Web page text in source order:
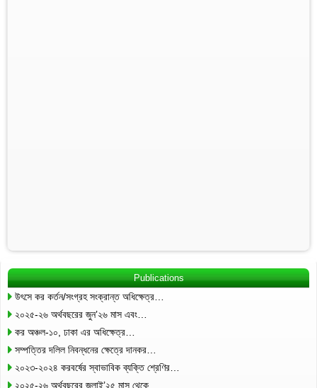
Publications
উৎসে কর কর্তন/সংগ্রহ সংক্রান্ত অধিক্ষেত্র…
২০২৫-২৬ অর্থবছরের জুন’২৬ মাস এবং…
কর অঞ্চল-১০, ঢাকা এর অধিক্ষেত্র…
সম্পত্তির দলিল নিবন্ধনের ক্ষেত্রে দানকর…
২০২৩-২০২৪ করবর্ষের স্বাভাবিক ব্যক্তি শ্রেণির…
২০২৫-২৬ অর্থবছরের জুলাই’২৫ মাস থেকে…